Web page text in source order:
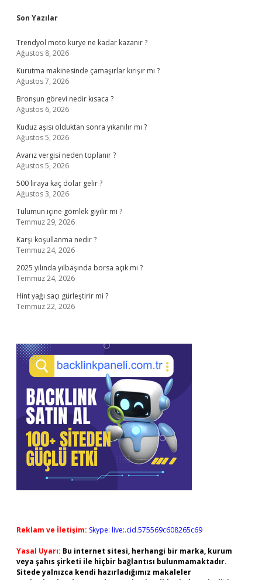
Sidebar
Son Yazılar
Trendyol moto kurye ne kadar kazanır ?
Ağustos 8, 2026
Kurutma makinesinde çamaşırlar kırışır mı ?
Ağustos 7, 2026
Bronşun görevi nedir kısaca ?
Ağustos 6, 2026
Kuduz aşısı olduktan sonra yıkanılır mı ?
Ağustos 5, 2026
Avarız vergisi neden toplanır ?
Ağustos 5, 2026
500 liraya kaç dolar gelir ?
Ağustos 3, 2026
Tulumun içine gömlek giyilir mi ?
Temmuz 29, 2026
Karşı koşullanma nedir ?
Temmuz 24, 2026
2025 yılında yılbaşında borsa açık mı ?
Temmuz 24, 2026
Hint yağı saçı gürleştirir mi ?
Temmuz 22, 2026
Reklam ve İletişim: Skype: live:.cid.575569c608265c69
Yasal Uyarı: Bu internet sitesi, herhangi bir marka, kurum
veya şahıs şirketi ile hiçbir bağlantısı bulunmamaktadır.
Sitede yalnızca kendi hazırladığımız makaleler